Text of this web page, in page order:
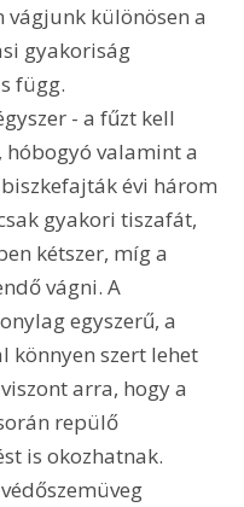
vágjunk különösen a
gyakoriság
függ.
- a fűzt kell
hóbogyó valamint a
évi három
gyakori tiszafát,
kétszer, míg a
vágni. A
egyszerű, a
könnyen szert lehet
arra, hogy a
repülő
is okozhatnak.